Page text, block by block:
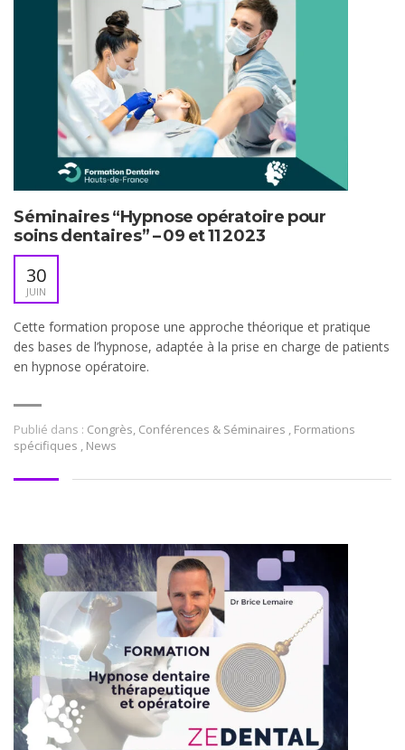
Séminaires “Hypnose opératoire pour
soins dentaires” – 09 et 11 2023
30
JUIN
Cette formation propose une approche théorique et pratique
des bases de l’hypnose, adaptée à la prise en charge de patients
en hypnose opératoire.
Publié dans : Congrès, Conférences & Séminaires , Formations
spécifiques , News